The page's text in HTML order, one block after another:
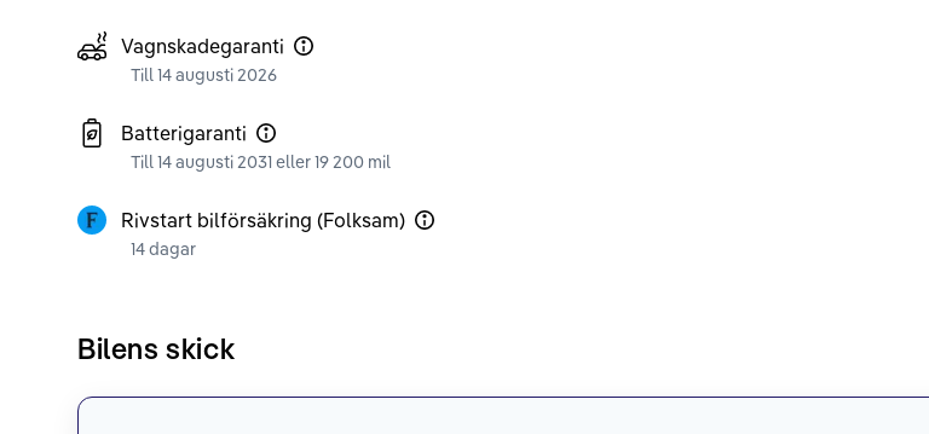
Vagnskadegaranti
Till 14 augusti 2026
Batterigaranti
Till 14 augusti 2031 eller 19 200 mil
Rivstart bilförsäkring (Folksam)
14 dagar
Bilens skick